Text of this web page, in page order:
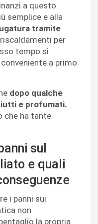
a questo
semplice e alla
tramite
per
tempo si
a primo
dopo qualche
e profumati.
che ha tante
sul
e quali
i panni sui
non
la propria